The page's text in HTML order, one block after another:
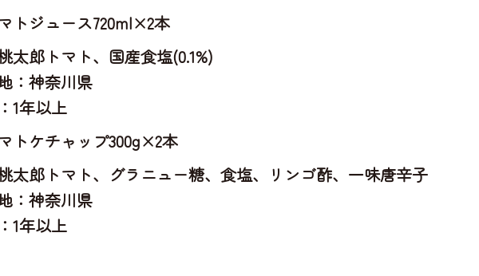
トジュース720ml×2本
太郎トマト、国産食塩(0.1%)
：神奈川県
1年以上
トケチャップ300g×2本
太郎トマト、グラニュー糖、食塩、リンゴ酢、一味唐辛子
：神奈川県
1年以上